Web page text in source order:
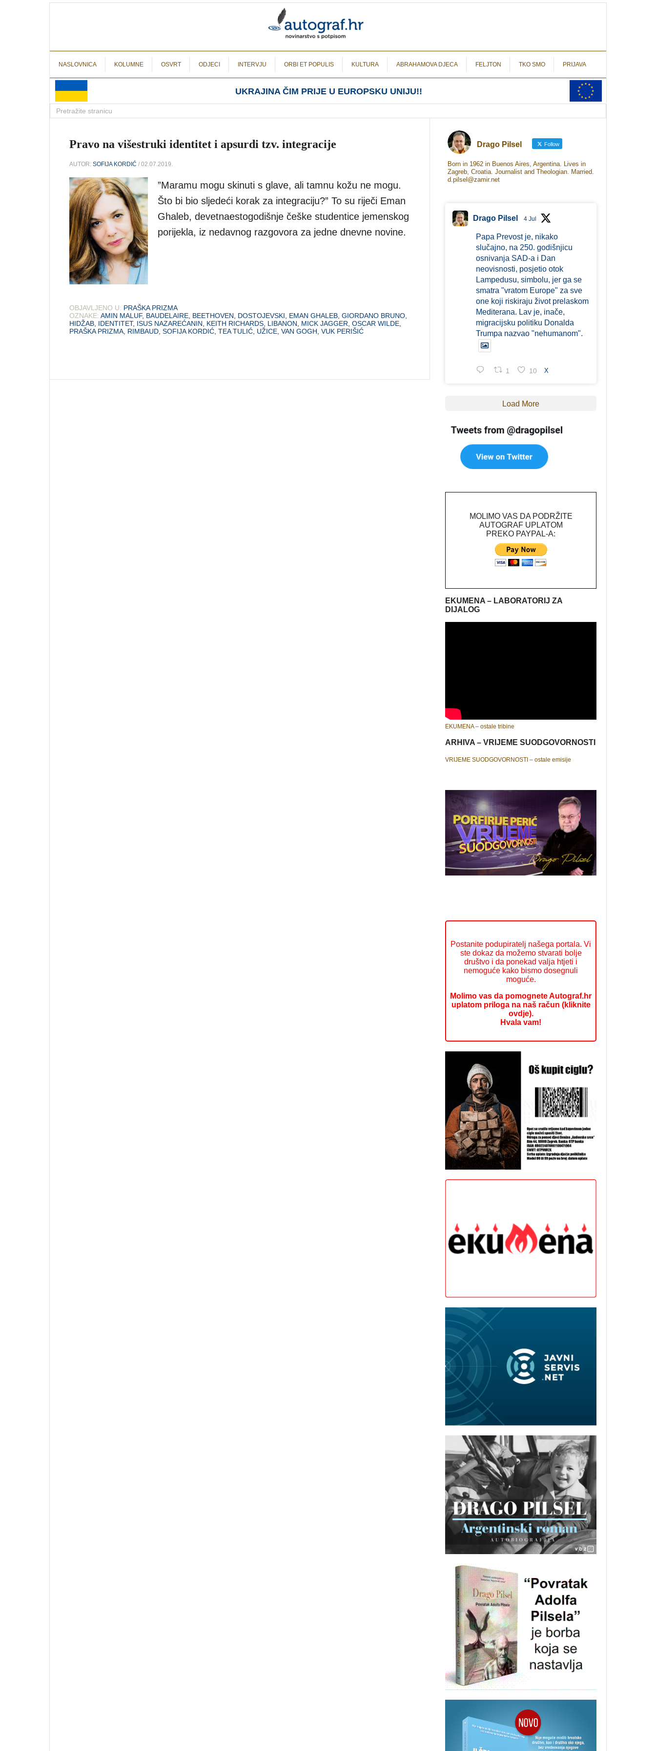
NASLOVNICA KOLUMNE OSVRT ODJECI INTERVJU ORBI ET POPULIS KULTURA ABRAHAMOVA DJECA FELJTON TKO SMO PRIJAVA
UKRAJINA ČIM PRIJE U EUROPSKU UNIJU!!
Pravo na višestruki identitet i apsurdi tzv. integracije
AUTOR: SOFIJA KORDIĆ / 02.07.2019.
”Maramu mogu skinuti s glave, ali tamnu kožu ne mogu.
Što bi bio sljedeći korak za integraciju?” To su riječi Eman
Ghaleb, devetnaestogodišnje češke studentice jemenskog
porijekla, iz nedavnog razgovora za jedne dnevne novine.
OBJAVLJENO U: PRAŠKA PRIZMA
OZNAKE: AMIN MALUF, BAUDELAIRE, BEETHOVEN, DOSTOJEVSKI, EMAN GHALEB, GIORDANO BRUNO,
HIDŽAB, IDENTITET, ISUS NAZAREĆANIN, KEITH RICHARDS, LIBANON, MICK JAGGER, OSCAR WILDE,
PRAŠKA PRIZMA, RIMBAUD, SOFIJA KORDIĆ, TEA TULIĆ, UŽICE, VAN GOGH, VUK PERIŠIĆ
Drago Pilsel Follow
Born in 1962 in Buenos Aires, Argentina. Lives in
Zagreb, Croatia. Journalist and Theologian. Married.
d.pilsel@zamir.net
Drago Pilsel 4 Jul
Papa Prevost je, nikako
slučajno, na 250. godišnjicu
osnivanja SAD-a i Dan
neovisnosti, posjetio otok
Lampedusu, simbolu, jer ga se
smatra "vratom Europe" za sve
one koji riskiraju život prelaskom
Mediterana. Lav je, inače,
migracijsku politiku Donalda
Trumpa nazvao "nehumanom".
1 10 X
Load More
MOLIMO VAS DA PODRŽITE
AUTOGRAF UPLATOM
PREKO PAYPAL-A:
EKUMENA – LABORATORIJ ZA
DIJALOG
EKUMENA – ostale tribine
ARHIVA – VRIJEME SUODGOVORNOSTI
VRIJEME SUODGOVORNOSTI – ostale emisije
Postanite podupiratelj našega portala. Vi
ste dokaz da možemo stvarati bolje
društvo i da ponekad valja htjeti i
nemoguće kako bismo dosegnuli
moguće.
Molimo vas da pomognete Autograf.hr
uplatom priloga na naš račun (kliknite
ovdje).
Hvala vam!